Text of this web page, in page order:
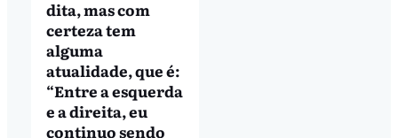
dita, mas com
certeza tem
alguma
atualidade, que é:
“Entre a esquerda
e a direita, eu
continuo sendo